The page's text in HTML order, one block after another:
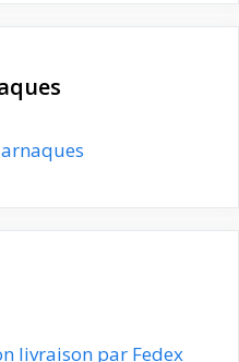
livraison par Fedex